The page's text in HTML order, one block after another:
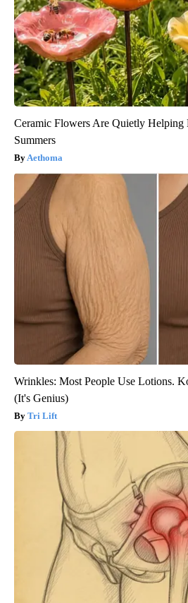
Ceramic Flowers Are Quietly Helping
Summers
Aethoma
Wrinkles: Most People Use Lotions.
(It's Genius)
Tri Lift